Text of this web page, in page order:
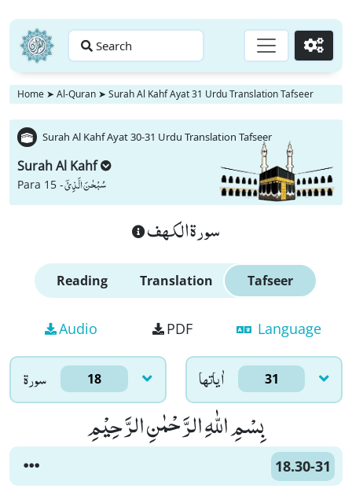
Search Go
Home ➤ Al-Quran ➤ Surah Al Kahf Ayat 31 Urdu Translation Tafseer
Surah Al Kahf Ayat 30-31 Urdu Translation Tafseer
Surah Al Kahf
Para 15 -سُبْحٰنَ الَّذِیْۤ
سورة الكهف
Reading Translation Tafseer
Audio PDF Language
سورۃ 18 اٰياتها 31
بِسْمِ اللّٰهِ الرَّحْمٰنِ الرَّحِیْمِ
18.30-31